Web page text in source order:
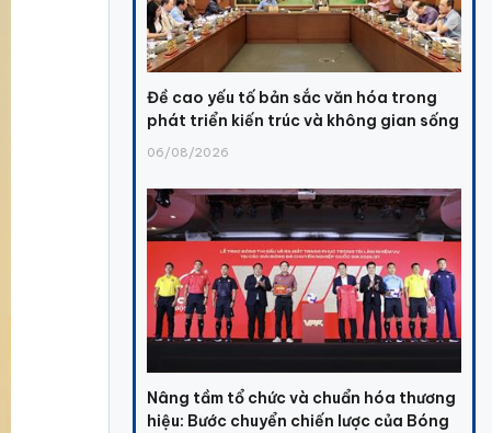
Đề cao yếu tố bản sắc văn hóa trong
phát triển kiến trúc và không gian sống
06/08/2026
Nâng tầm tổ chức và chuẩn hóa thương
hiệu: Bước chuyển chiến lược của Bóng